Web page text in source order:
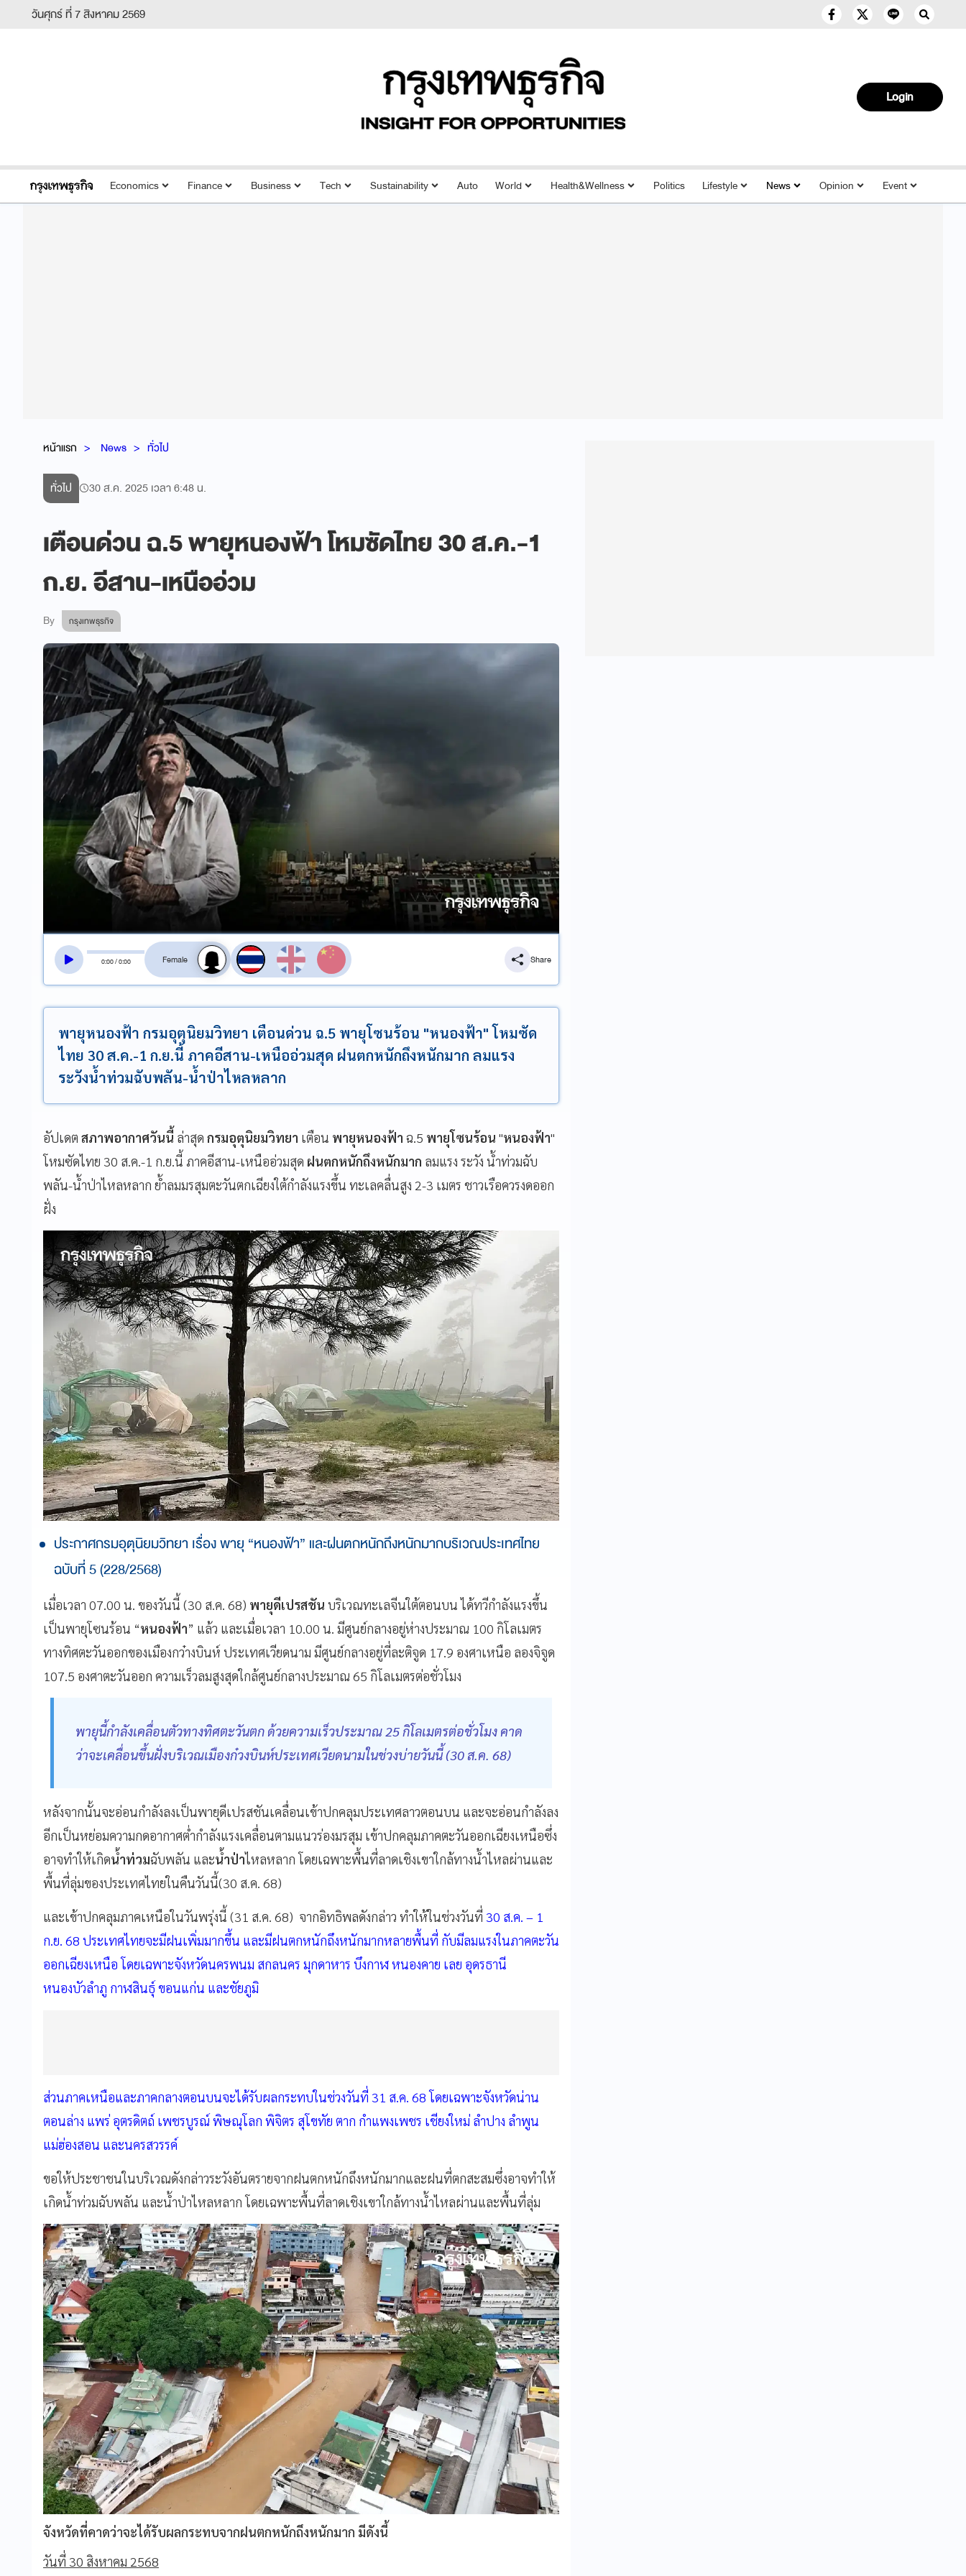
วันศุกร์ ที่ 7 สิงหาคม 2569
Login
Economics Finance Business Tech Sustainability Auto World Health&Wellness Politics Lifestyle News Opinion Event
หน้าแรก News ทั่วไป
ทั่วไป 30 ส.ค. 2025 เวลา 6:48 น.
เตือนด่วน ฉ.5 พายุหนองฟ้า โหมซัดไทย 30 ส.ค.-1
ก.ย. อีสาน-เหนืออ่วม
By กรุงเทพธุรกิจ
0:00/0:00
สลับเสียงอ่าน
Share
พายุหนองฟ้า กรมอุตุนิยมวิทยา เตือนด่วน ฉ.5 พายุโซนร้อน "หนองฟ้า" โหมซัด
ไทย 30 ส.ค.-1 ก.ย.นี้ ภาคอีสาน-เหนืออ่วมสุด ฝนตกหนักถึงหนักมาก ลมแรง
ระวังน้ำท่วมฉับพลัน-น้ำป่าไหลหลาก
อัปเดต สภาพอากาศวันนี้ ล่าสุด กรมอุตุนิยมวิทยา เตือน พายุหนองฟ้า ฉ.5 พายุโซนร้อน "หนองฟ้า"
โหมซัดไทย 30 ส.ค.-1 ก.ย.นี้ ภาคอีสาน-เหนืออ่วมสุด ฝนตกหนักถึงหนักมาก ลมแรง ระวัง น้ำท่วมฉับ
พลัน-น้ำป่าไหลหลาก ย้ำลมมรสุมตะวันตกเฉียงใต้กำลังแรงขึ้น ทะเลคลื่นสูง 2-3 เมตร ชาวเรือควรงดออก
ฝั่ง
ประกาศกรมอุตุนิยมวิทยา เรื่อง พายุ “หนองฟ้า” และฝนตกหนักถึงหนักมากบริเวณประเทศไทย
ฉบับที่ 5 (228/2568)
เมื่อเวลา 07.00 น. ของวันนี้ (30 ส.ค. 68) พายุดีเปรสชัน บริเวณทะเลจีนใต้ตอนบน ได้ทวีกำลังแรงขึ้น
เป็นพายุโซนร้อน “หนองฟ้า” แล้ว และเมื่อเวลา 10.00 น. มีศูนย์กลางอยู่ห่างประมาณ 100 กิโลเมตร
ทางทิศตะวันออกของเมืองกว๋างบินห์ ประเทศเวียดนาม มีศูนย์กลางอยู่ที่ละติจูด 17.9 องศาเหนือ ลองจิจูด
107.5 องศาตะวันออก ความเร็วลมสูงสุดใกล้ศูนย์กลางประมาณ 65 กิโลเมตรต่อชั่วโมง
พายุนี้กำลังเคลื่อนตัวทางทิศตะวันตก ด้วยความเร็วประมาณ 25 กิโลเมตรต่อชั่วโมง คาด
ว่าจะเคลื่อนขึ้นฝั่งบริเวณเมืองก๋วงบินห์ประเทศเวียดนามในช่วงบ่ายวันนี้ (30 ส.ค. 68)
หลังจากนั้นจะอ่อนกำลังลงเป็นพายุดีเปรสชันเคลื่อนเข้าปกคลุมประเทศลาวตอนบน และจะอ่อนกำลังลง
อีกเป็นหย่อมความกดอากาศต่ำกำลังแรงเคลื่อนตามแนวร่องมรสุม เข้าปกคลุมภาคตะวันออกเฉียงเหนือซึ่ง
อาจทำให้เกิดน้ำท่วมฉับพลัน และน้ำป่าไหลหลาก โดยเฉพาะพื้นที่ลาดเชิงเขาใกล้ทางน้ำไหลผ่านและ
พื้นที่ลุ่มของประเทศไทยในคืนวันนี้(30 ส.ค. 68)
และเข้าปกคลุมภาคเหนือในวันพรุ่งนี้ (31 ส.ค. 68) จากอิทธิพลดังกล่าว ทำให้ในช่วงวันที่ 30 ส.ค. – 1
ก.ย. 68 ประเทศไทยจะมีฝนเพิ่มมากขึ้น และมีฝนตกหนักถึงหนักมากหลายพื้นที่ กับมีลมแรงในภาคตะวัน
ออกเฉียงเหนือ โดยเฉพาะจังหวัดนครพนม สกลนคร มุกดาหาร บึงกาฬ หนองคาย เลย อุดรธานี
หนองบัวลำภู กาฬสินธุ์ ขอนแก่น และชัยภูมิ
ส่วนภาคเหนือและภาคกลางตอนบนจะได้รับผลกระทบในช่วงวันที่ 31 ส.ค. 68 โดยเฉพาะจังหวัดน่าน
ตอนล่าง แพร่ อุตรดิตถ์ เพชรบูรณ์ พิษณุโลก พิจิตร สุโขทัย ตาก กำแพงเพชร เชียงใหม่ ลำปาง ลำพูน
แม่ฮ่องสอน และนครสวรรค์
ขอให้ประชาชนในบริเวณดังกล่าวระวังอันตรายจากฝนตกหนักถึงหนักมากและฝนที่ตกสะสมซึ่งอาจทำให้
เกิดน้ำท่วมฉับพลัน และน้ำป่าไหลหลาก โดยเฉพาะพื้นที่ลาดเชิงเขาใกล้ทางน้ำไหลผ่านและพื้นที่ลุ่ม
จังหวัดที่คาดว่าจะได้รับผลกระทบจากฝนตกหนักถึงหนักมาก มีดังนี้
วันที่ 30 สิงหาคม 2568